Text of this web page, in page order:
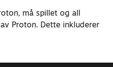
må spillet og all
Proton. Dette inkluderer